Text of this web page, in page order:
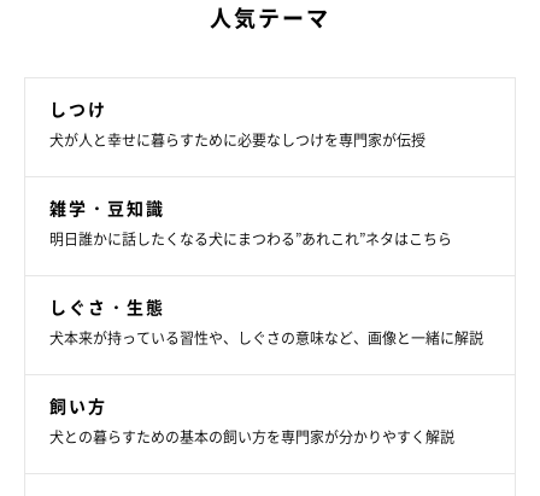
——人に興味を示しやすい犬、示しにくい犬には、犬種や性格な
「極端に言うと、小さいころからあまり遊ばれず、名前も呼ばれ
ず…といった愛情不足の犬は、感情があまり見られないことがあ
なタイプのコだったり、過去に愛情を受けていない保護犬など
は、人に興味を持てないことがあるかもしれません」
人気テーマ
しつけ
犬が人と幸せに暮らすために必要なしつけを専門家が伝授
雑学・豆知識
明日誰かに話したくなる犬にまつわる”あれこれ”ネタはこちら
しぐさ・生態
犬本来が持っている習性や、しぐさの意味など、画像と一緒に解説
飼い方
犬との暮らすための基本の飼い方を専門家が分かりやすく解説